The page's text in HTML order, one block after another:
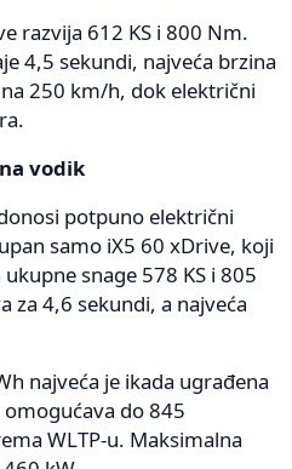
razvija 612 KS i 800 Nm.
4,5 sekundi, najveća brzina
250 km/h, dok električni
vodik
potpuno električni
samo iX5 60 xDrive, koji
snage 578 KS i 805
za 4,6 sekundi, a najveća
najveća je ikada ugrađena
do 845
WLTP-u. Maksimalna